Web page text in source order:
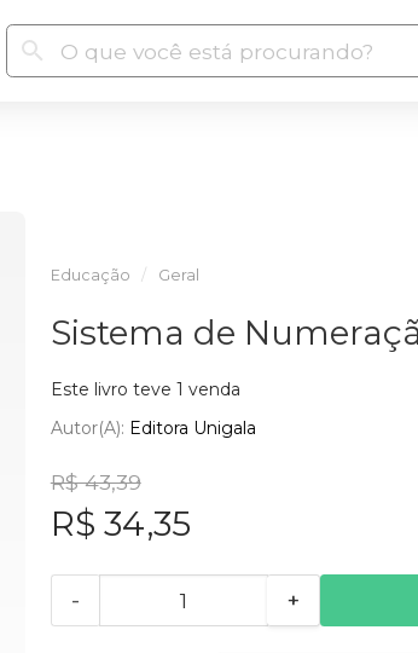
Educação Geral
Sistema de
Este livro teve 1 venda
Autor(a): Editora Unigala
R$ 43,39
R$ 34,35
- +